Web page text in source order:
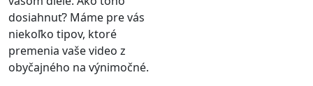
dosiahnuť? Máme pre vás
niekoľko tipov, ktoré
premenia vaše video z
obyčajného na výnimočné.